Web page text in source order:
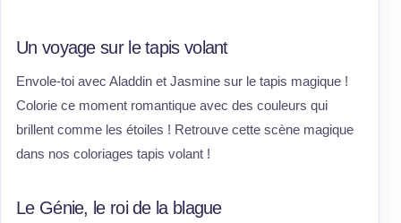
Un voyage sur le tapis volant
Envole-toi avec Aladdin et Jasmine sur le tapis magique !
Colorie ce moment romantique avec des couleurs qui
brillent comme les étoiles ! Retrouve cette scène magique
dans nos coloriages tapis volant !
Le Génie, le roi de la blague